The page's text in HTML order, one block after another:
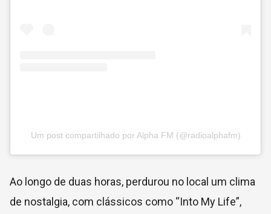
Um post compartilhado por Alpha FM (@radioalphafm)
Ao longo de duas horas, perdurou no local um clima
de nostalgia, com clássicos como “Into My Life”,